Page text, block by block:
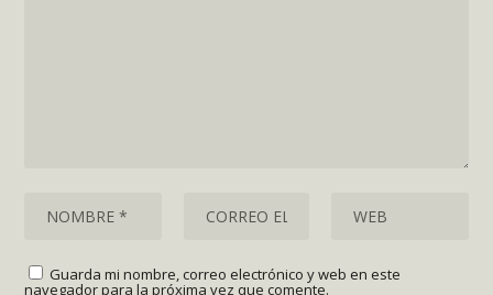
Guarda mi nombre, correo electrónico y web en este
navegador para la próxima vez que comente.